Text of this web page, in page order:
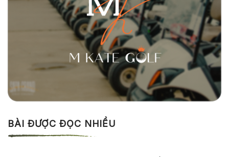
BÀI ĐƯỢC ĐỌC NHIỀU